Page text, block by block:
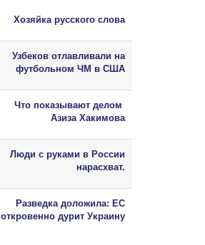
Хозяйка русского слова
Узбеков отлавливали на
футбольном ЧМ в США
Что показывают делом
Азиза Хакимова
Люди с руками в России
нарасхват.
Разведка доложила: ЕС
откровенно дурит Украину